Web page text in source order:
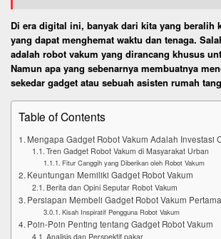
Di era digital ini, banyak dari kita yang beralih
yang dapat menghemat waktu dan tenaga.
adalah robot vakum yang dirancang khusus
Namun apa yang sebenarnya membuatnya
sekedar gadget atau sebuah asisten rumah
Table of Contents
Mengapa Gadget Robot Vakum Adalah Investasi
Tren Gadget Robot Vakum di Masyarakat Urban
Fitur Canggih yang Diberikan oleh Robot Vakum
Keuntungan Memiliki Gadget Robot Vakum
Berita dan Opini Seputar Robot Vakum
Persiapan Membeli Gadget Robot Vakum
Kisah Inspiratif Pengguna Robot Vakum
Poin-Poin Penting tentang Gadget Robot Vakum
Analisis dan Perspektif pakar